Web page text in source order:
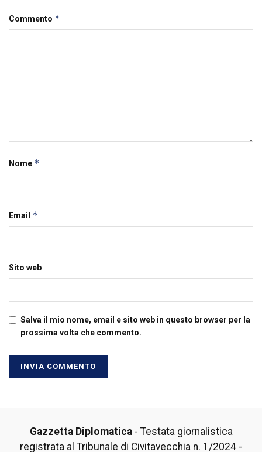
Commento *
Nome *
Email *
Sito web
Salva il mio nome, email e sito web in questo browser per la
prossima volta che commento.
Gazzetta Diplomatica- Testata giornalistica
registrata al Tribunale di Civitavecchia n. 1/2024 -